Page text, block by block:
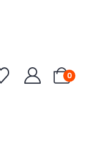
0